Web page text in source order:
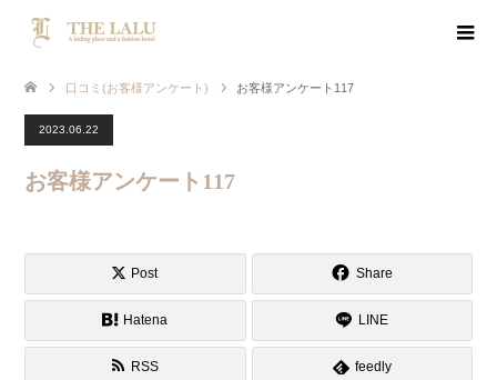
口コミ(お客様アンケート) お客様アンケート117
2023.06.22
お客様アンケート117
Post Share
Hatena LINE
RSS feedly